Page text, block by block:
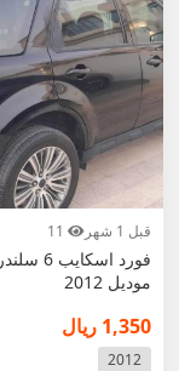
قبل 1 شهر
فورد
موديل 2012
1,350 ريال
2012